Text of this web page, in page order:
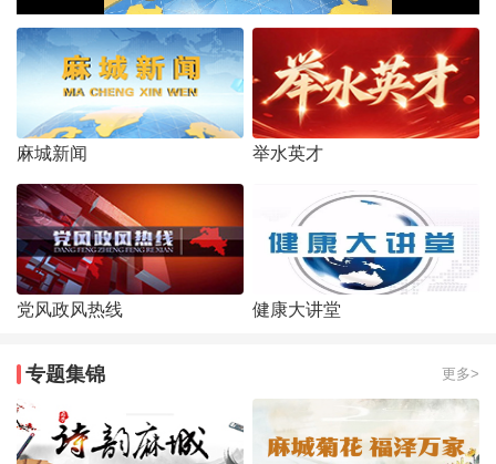
麻城新闻 举水英才
党风政风热线 健康大讲堂
专题集锦 更多>